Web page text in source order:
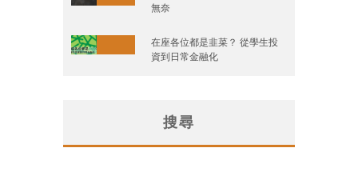
無奈
在座各位都是韭菜？ 從學生投
資到日常金融化
搜尋